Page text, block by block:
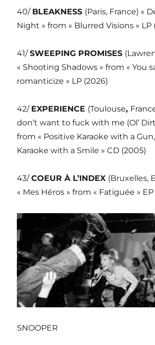
40/ BLEAKNESS (Paris, France) «
Night » from « Blurred Visions » LP
41/SWEEPING PROMISES
« Shooting Shadows » from « You
romanticize » LP (2026)
42/ EXPERIENCE (Toulouse,
don’t want to fuck with me (Ol’
from « Positive Karaoke with a
Karaoke with a Smile » CD (2005)
43/COEUR À L’INDEX (Bruxelles,
« Mes Héros » from « Fatiguée » EP
SNOOPER